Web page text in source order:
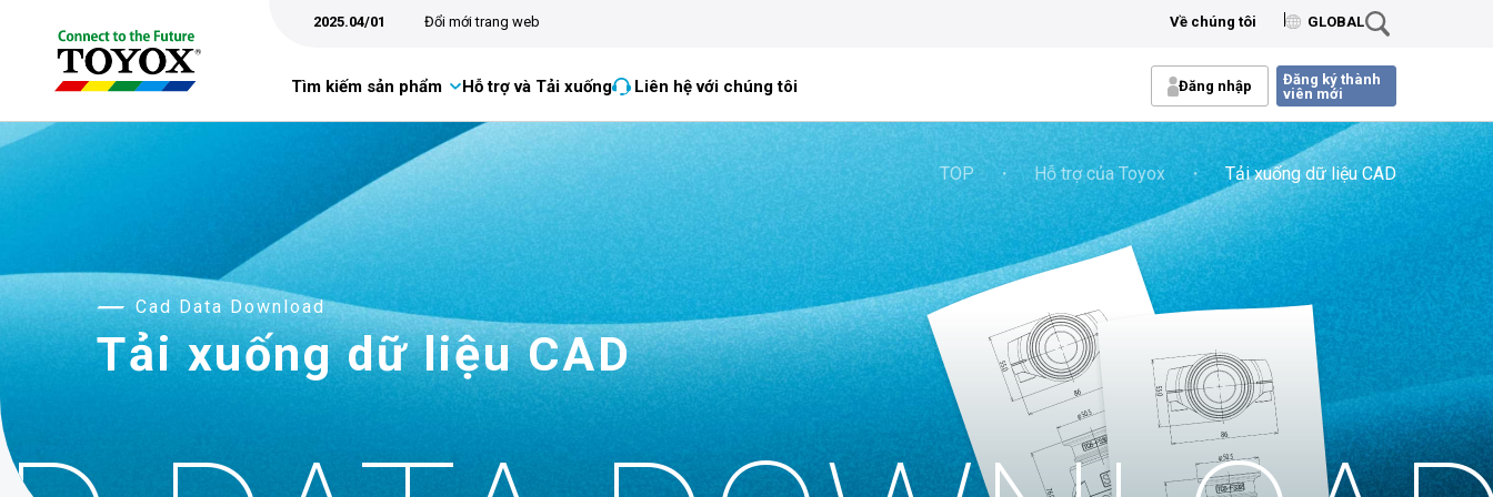
2025.04/01 Đổi mới trang web Về chúng tôi GLOBAL
Tìm kiếm sản phẩm Hỗ trợ và Tải xuống Liên hệ với chúng tôi Đăng nhập
Đăng ký thành
viên mới
TOP ・ Hỗ trợ của Toyox ・ Tải xuống dữ liệu CAD
Cad Data Download
Tải xuống dữ liệu CAD